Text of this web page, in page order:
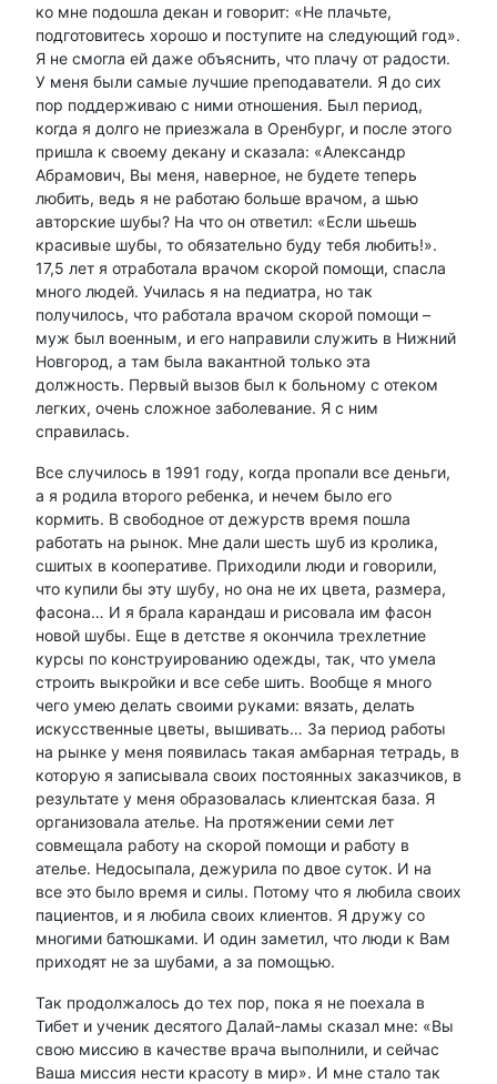
ко мне подошла декан и говорит: «Не плачьте,
подготовитесь хорошо и поступите на следующий год».
Я не смогла ей даже объяснить, что плачу от радости.
У меня были самые лучшие преподаватели. Я до сих
пор поддерживаю с ними отношения. Был период,
когда я долго не приезжала в Оренбург, и после этого
пришла к своему декану и сказала: «Александр
Абрамович, Вы меня, наверное, не будете теперь
любить, ведь я не работаю больше врачом, а шью
авторские шубы? На что он ответил: «Если шьешь
красивые шубы, то обязательно буду тебя любить!».
17,5 лет я отработала врачом скорой помощи, спасла
много людей. Училась я на педиатра, но так
получилось, что работала врачом скорой помощи –
муж был военным, и его направили служить в Нижний
Новгород, а там была вакантной только эта
должность. Первый вызов был к больному с отеком
легких, очень сложное заболевание. Я с ним
справилась.
Все случилось в 1991 году, когда пропали все деньги,
а я родила второго ребенка, и нечем было его
кормить. В свободное от дежурств время пошла
работать на рынок. Мне дали шесть шуб из кролика,
сшитых в кооперативе. Приходили люди и говорили,
что купили бы эту шубу, но она не их цвета, размера,
фасона… И я брала карандаш и рисовала им фасон
новой шубы. Еще в детстве я окончила трехлетние
курсы по конструированию одежды, так, что умела
строить выкройки и все себе шить. Вообще я много
чего умею делать своими руками: вязать, делать
искусственные цветы, вышивать… За период работы
на рынке у меня появилась такая амбарная тетрадь, в
которую я записывала своих постоянных заказчиков, в
результате у меня образовалась клиентская база. Я
организовала ателье. На протяжении семи лет
совмещала работу на скорой помощи и работу в
ателье. Недосыпала, дежурила по двое суток. И на
все это было время и силы. Потому что я любила своих
пациентов, и я любила своих клиентов. Я дружу со
многими батюшками. И один заметил, что люди к Вам
приходят не за шубами, а за помощью.
Так продолжалось до тех пор, пока я не поехала в
Тибет и ученик десятого Далай-ламы сказал мне: «Вы
свою миссию в качестве врача выполнили, и сейчас
Ваша миссия нести красоту в мир». И мне стало так